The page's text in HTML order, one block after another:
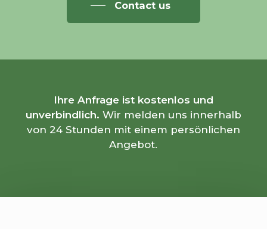
Contact us
Ihre Anfrage ist kostenlos und
unverbindlich. Wir melden uns innerhalb
von 24 Stunden mit einem persönlichen
Angebot.